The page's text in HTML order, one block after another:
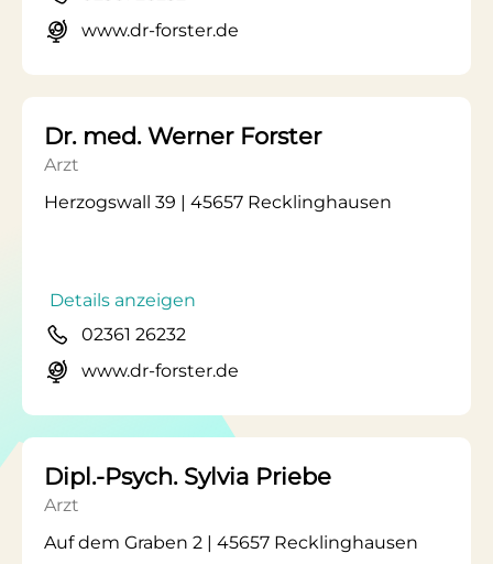
www.dr-forster.de
Dr. med. Werner Forster
Arzt
Herzogswall 39 | 45657 Recklinghausen
Details anzeigen
02361 26232
www.dr-forster.de
Dipl.-Psych. Sylvia Priebe
Arzt
Auf dem Graben 2 | 45657 Recklinghausen